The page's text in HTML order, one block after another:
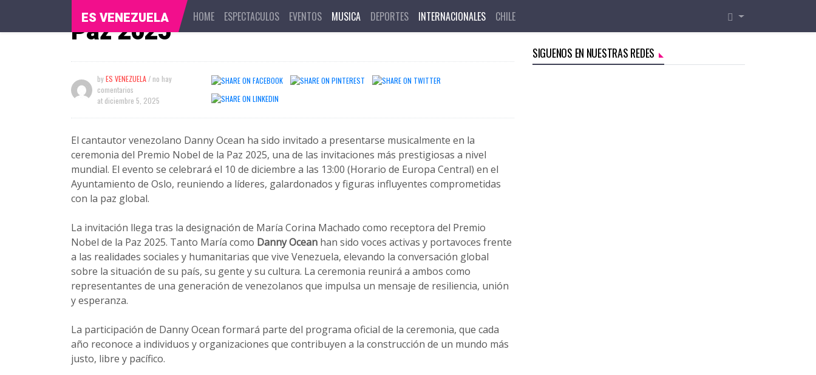
ES VENEZUELA HOME ESPECTACULOS EVENTOS MUSICA DEPORTES INTERNACIONALES CHILE
Paz 2025
byES VENEZUELA / no hay
comentarios
at diciembre 5, 2025
El cantautor venezolano Danny Ocean ha sido invitado a presentarse musicalmente en la
ceremonia del Premio Nobel de la Paz 2025, una de las invitaciones más prestigiosas a nivel
mundial. El evento se celebrará el 10 de diciembre a las 13:00 (Horario de Europa Central) en el
Ayuntamiento de Oslo, reuniendo a líderes, galardonados y figuras influyentes comprometidas
con la paz global.
La invitación llega tras la designación de María Corina Machado como receptora del Premio
Nobel de la Paz 2025. Tanto María como Danny Ocean han sido voces activas y portavoces frente
a las realidades sociales y humanitarias que vive Venezuela, elevando la conversación global
sobre la situación de su país, su gente y su cultura. La ceremonia reunirá a ambos como
representantes de una generación de venezolanos que impulsa un mensaje de resiliencia, unión
y esperanza.
La participación de Danny Ocean formará parte del programa oficial de la ceremonia, que cada
año reconoce a individuos y organizaciones que contribuyen a la construcción de un mundo más
justo, libre y pacífico.
SIGUENOS EN NUESTRAS REDES